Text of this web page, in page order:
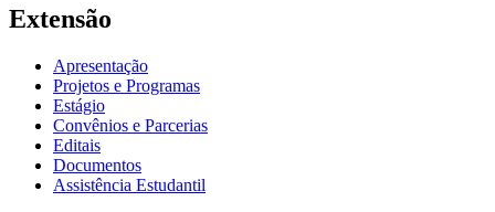
Extensão
Apresentação
Projetos e Programas
Estágio
Convênios e Parcerias
Editais
Documentos
Assistência Estudantil